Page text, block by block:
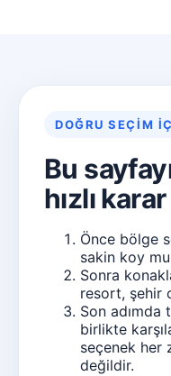
DOĞRU SEÇIM
Bu
hızlı karar
Önce bölge
sakin koy
Sonra
resort, şehir
Son adımda
birlikte
seçenek her
değildir.